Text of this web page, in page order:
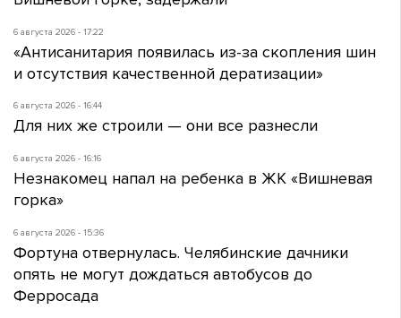
6 августа 2026 - 17:22
«Антисанитария появилась из-за скопления шин
и отсутствия качественной дератизации»
6 августа 2026 - 16:44
Для них же строили — они все разнесли
6 августа 2026 - 16:16
Незнакомец напал на ребенка в ЖК «Вишневая
горка»
6 августа 2026 - 15:36
Фортуна отвернулась. Челябинские дачники
опять не могут дождаться автобусов до
Ферросада